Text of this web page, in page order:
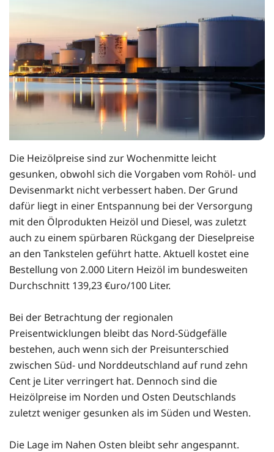
Die Heizölpreise sind zur Wochenmitte leicht
gesunken, obwohl sich die Vorgaben vom Rohöl- und
Devisenmarkt nicht verbessert haben. Der Grund
dafür liegt in einer Entspannung bei der Versorgung
mit den Ölprodukten Heizöl und Diesel, was zuletzt
auch zu einem spürbaren Rückgang der Dieselpreise
an den Tankstelen geführt hatte. Aktuell kostet eine
Bestellung von 2.000 Litern Heizöl im bundesweiten
Durchschnitt 139,23 €uro/100 Liter.
Bei der Betrachtung der regionalen
Preisentwicklungen bleibt das Nord-Südgefälle
bestehen, auch wenn sich der Preisunterschied
zwischen Süd- und Norddeutschland auf rund zehn
Cent je Liter verringert hat. Dennoch sind die
Heizölpreise im Norden und Osten Deutschlands
zuletzt weniger gesunken als im Süden und Westen.
Die Lage im Nahen Osten bleibt sehr angespannt.